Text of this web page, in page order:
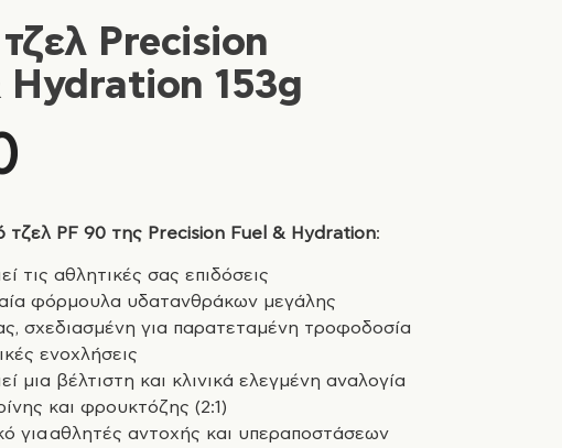
Precision
Hydration 153g
τζελ PF 90 της Precision Fuel & Hydration:
τις αθλητικές σας επιδόσεις
φόρμουλα υδατανθράκων μεγάλης
σχεδιασμένη για παρατεταμένη τροφοδοσία
ενοχλήσεις
μια βέλτιστη και κλινικά ελεγμένη αναλογία
και φρουκτόζης (2:1)
για αθλητές αντοχής και υπεραποστάσεων